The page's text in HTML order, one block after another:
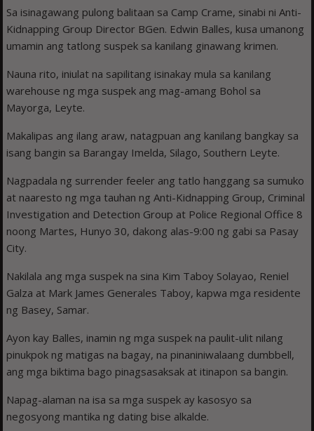
Sa isinagawang pulong balitaan sa Camp Crame, sinabi ni Anti-
Kidnapping Group Director BGen. Edwin Balles, kusa umanong
umamin ang tatlong suspek sa kanilang ginawang krimen.
Nauna rito, iniulat na sapilitang isinakay mula sa kanilang
warehouse ng mga suspek ang mag-amang Bohol sa
Mayorga, Leyte.
Makalipas ang ilang araw, natagpuan ang kanilang bangkay sa
isang bangin sa Barangay Imelda, Silago, Southern Leyte.
Nagpadala ng surrender feeler ang tatlo hanggang sa sumuko
at naaresto ng mga tauhan ng Anti-Kidnapping Group, Criminal
Investigation and Detection Group at Police Regional Office 8
noong Martes, Hunyo 30, dakong alas-9:00 ng gabi sa Pasay
City.
Nakilala ang mga suspek na sina Kim Taboy Solayao, Reniel
Galza at Mark James Generales Taboy, kapwa mga residente
ng Basey, Samar.
Ayon kay Balles, inamin ng mga suspek na paulit-ulit nilang
pinukpok ng matigas na bagay, na pinaniniwalaang dumbbell,
ang mga biktima bago pinagsasaksak at itinapon sa bangin.
Napag-alaman na isa sa mga suspek ay kasosyo sa
negosyong mantika ng dating bise alkalde.